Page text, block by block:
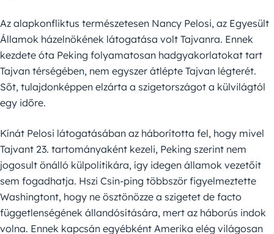
Az alapkonfliktus természetesen Nancy Pelosi, az Egyesült
Államok házelnökének látogatása volt Tajvanra. Ennek
kezdete óta Peking folyamatosan hadgyakorlatokat tart
Tajvan térségében, nem egyszer átlépte Tajvan légterét.
Sőt, tulajdonképpen elzárta a szigetországot a külvilágtól
egy időre.
Kínát Pelosi látogatásában az háborította fel, hogy mivel
Tajvant 23. tartományaként kezeli, Peking szerint nem
jogosult önálló külpolitikára, így idegen államok vezetőit
sem fogadhatja. Hszi Csin-ping többször figyelmeztette
Washingtont, hogy ne ösztönözze a szigetet de facto
függetlenségének állandósítására, mert az háborús indok
volna. Ennek kapcsán egyébként Amerika elég világosan